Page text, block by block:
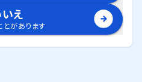
え
とがあります